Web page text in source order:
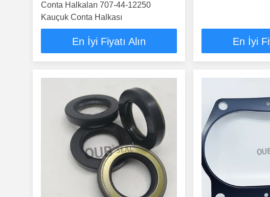
Conta Halkaları 707-44-12250
Kauçuk Conta Halkası
En İyi Fiyatı Alın En İyi